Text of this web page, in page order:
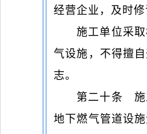
经营企业，及时修
施工单位采
气设施，不得擅
志。
第二十条 施
地下燃气管道设